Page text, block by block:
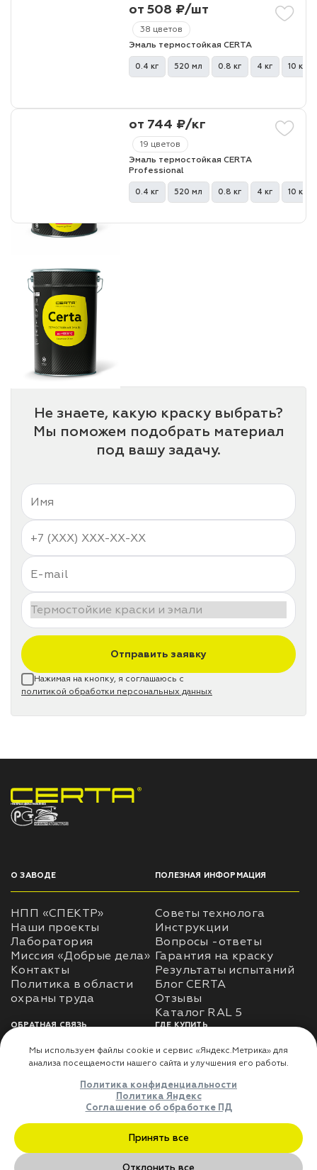
38 цветов
от 508 ₽/шт
Эмаль термостойкая CERTA
0.4 кг 520 мл 0.8 кг 4 кг 10 кг
19 цветов
от 744 ₽/кг
Эмаль термостойкая CERTA
Professional
0.4 кг 520 мл 0.8 кг 4 кг 10 кг
Не знаете, какую краску выбрать?
Мы поможем подобрать материал
под вашу задачу.
Отправить заявку
Нажимая на кнопку, я соглашаюсь с
политикой обработки персональных данных
НПП «СПЕКТР» ЗАВОД ЛАКОКРАСОЧНЫХ МАТЕРИАЛОВ
О ЗАВОДЕ
НПП «СПЕКТР»
Наши проекты
Лаборатория
Миссия «Добрые дела»
Контакты
Политика в области
ПОЛЕЗНАЯ ИНФОРМАЦИЯ
Советы технолога
Инструкции
Вопросы -ответы
Гарантия на краску
Результаты испытаний
Блог CERTA
Отзывы
Каталог RAL 5
ОБРАТНАЯ СВЯЗЬ
Использование
использования личных
Оферта
ГДЕ КУПИТЬ
Доставка
Где купить
ДЛЯ ПАРТНЁРОВ